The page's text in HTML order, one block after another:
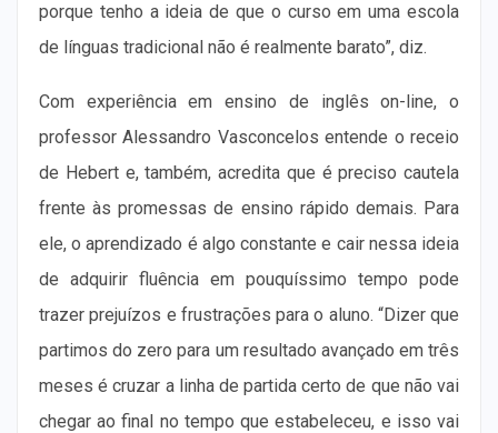
porque tenho a ideia de que o curso em uma escola
de línguas tradicional não é realmente barato”, diz.
Com experiência em ensino de inglês on-line, o
professor Alessandro Vasconcelos entende o receio
de Hebert e, também, acredita que é preciso cautela
frente às promessas de ensino rápido demais. Para
ele, o aprendizado é algo constante e cair nessa ideia
de adquirir fluência em pouquíssimo tempo pode
trazer prejuízos e frustrações para o aluno. “Dizer que
partimos do zero para um resultado avançado em três
meses é cruzar a linha de partida certo de que não vai
chegar ao final no tempo que estabeleceu, e isso vai